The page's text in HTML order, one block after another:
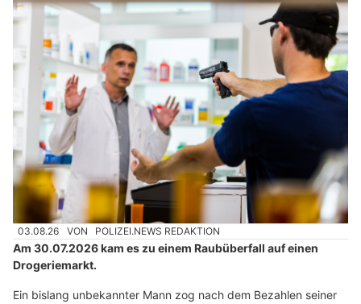
03.08.26 VON POLIZEI.NEWS REDAKTION
Am 30.07.2026 kam es zu einem Raubüberfall auf einen
Drogeriemarkt.
Ein bislang unbekannter Mann zog nach dem Bezahlen seiner